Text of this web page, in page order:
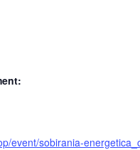
event/sobirania-